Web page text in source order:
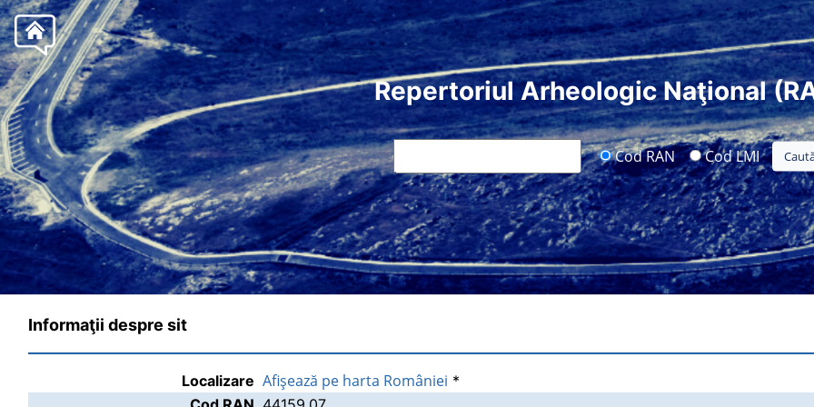
Repertoriul Arheologic Naţional
Cod RAN Cod LMI
Informaţii despre sit
Localizare Afişează pe harta României *